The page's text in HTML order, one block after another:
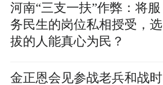
河南“三支一扶”作弊：将服
务民生的岗位私相授受，选
拔的人能真心为民？
金正恩会见参战老兵和战时